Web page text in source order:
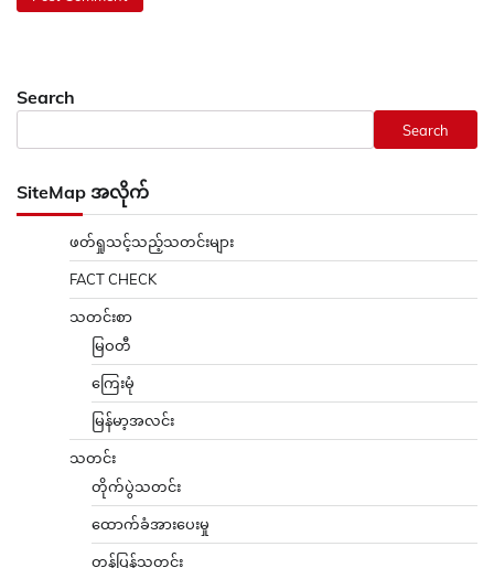
Search
Search
SiteMap အလိုက်
ဖတ်ရှုသင့်သည့်သတင်းများ
FACT CHECK
သတင်းစာ
မြဝတီ
ကြေးမုံ
မြန်မာ့အလင်း
သတင်း
တိုက်ပွဲသတင်း
ထောက်ခံအားပေးမှု
တန်ပြန်သတင်း